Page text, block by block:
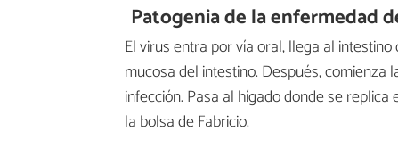
Patogenia de la enfermedad
El virus entra por vía oral, llega al
mucosa del intestino. Después, comienza
infección. Pasa al hígado donde se
la bolsa de Fabricio.